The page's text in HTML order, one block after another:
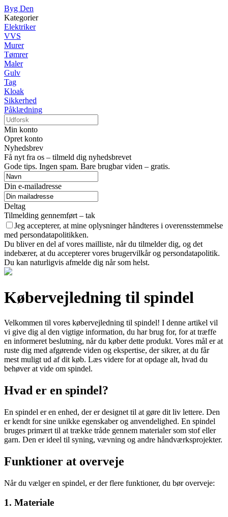
Byg Den
Kategorier
Elektriker
VVS
Murer
Tømrer
Maler
Gulv
Tag
Kloak
Sikkerhed
Påklædning
Min konto
Opret konto
Nyhedsbrev
Få nyt fra os – tilmeld dig nyhedsbrevet
Gode tips. Ingen spam. Bare brugbar viden – gratis.
Din e-mailadresse
Deltag
Tilmelding gennemført – tak
Jeg accepterer, at mine oplysninger håndteres i overensstemmelse
med persondatapolitikken.
Du bliver en del af vores mailliste, når du tilmelder dig, og det
indebærer, at du accepterer vores brugervilkår og persondatapolitik.
Du kan naturligvis afmelde dig når som helst.
Købervejledning til spindel
Velkommen til vores købervejledning til spindel! I denne artikel vil
vi give dig al den vigtige information, du har brug for, for at træffe
en informeret beslutning, når du køber dette produkt. Vores mål er at
ruste dig med afgørende viden og ekspertise, der sikrer, at du får
mest muligt ud af dit køb. Læs videre for at opdage alt, hvad du
behøver at vide om spindel.
Hvad er en spindel?
En spindel er en enhed, der er designet til at gøre dit liv lettere. Den
er kendt for sine unikke egenskaber og anvendelighed. En spindel
bruges primært til at trække tråde gennem materialer som stof eller
garn. Den er ideel til syning, vævning og andre håndværksprojekter.
Funktioner at overveje
Når du vælger en spindel, er der flere funktioner, du bør overveje:
1. Materiale